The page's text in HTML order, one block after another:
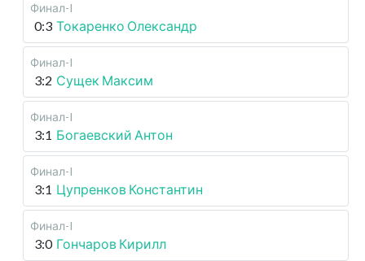
Финал-I
0:3 Токаренко Олександр
Финал-I
3:2 Сущек Максим
Финал-I
3:1 Богаевский Антон
Финал-I
3:1 Цупренков Константин
Финал-I
3:0 Гончаров Кирилл